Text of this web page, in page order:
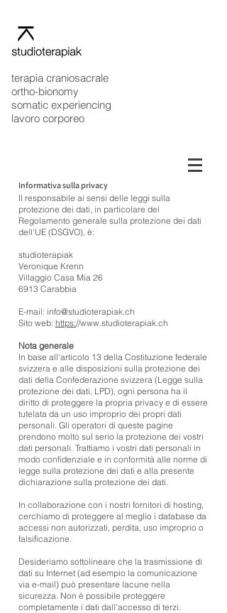
terapia craniosacrale
ortho-bionomy
somatic experiencing
lavoro corporeo
Informativa sulla privacy
Il responsabile ai sensi delle leggi sulla
protezione dei dati, in particolare del
Regolamento generale sulla protezione dei dati
dell'UE (DSGVO), è:
studioterapiak
Veronique Krenn
Villaggio Casa Mia 26
6913 Carabbia
E-mail: info@studioterapiak.ch
Sito web: https://www.studioterapiak.ch
Nota generale
In base all'articolo 13 della Costituzione federale
svizzera e alle disposizioni sulla protezione dei
dati della Confederazione svizzera (Legge sulla
protezione dei dati, LPD), ogni persona ha il
diritto di proteggere la propria privacy e di essere
tutelata da un uso improprio dei propri dati
personali. Gli operatori di queste pagine
prendono molto sul serio la protezione dei vostri
dati personali. Trattiamo i vostri dati personali in
modo confidenziale e in conformità alle norme di
legge sulla protezione dei dati e alla presente
dichiarazione sulla protezione dei dati.
In collaborazione con i nostri fornitori di hosting,
cerchiamo di proteggere al meglio i database da
accessi non autorizzati, perdita, uso improprio o
falsificazione.
Desideriamo sottolineare che la trasmissione di
dati su Internet (ad esempio la comunicazione
via e-mail) può presentare lacune nella
sicurezza. Non è possibile proteggere
completamente i dati dall'accesso di terzi.